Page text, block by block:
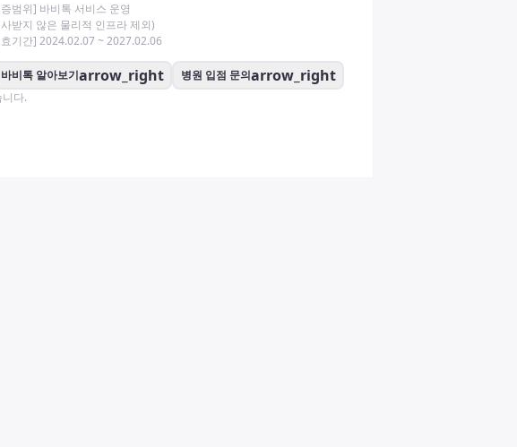
범위] 바비톡 서비스 운영
받지 않은 물리적 인프라 제외)
기간] 2024.02.07 ~ 2027.02.06
바비톡 알아보기arrow_right 병원 입점 문의arrow_right
다.